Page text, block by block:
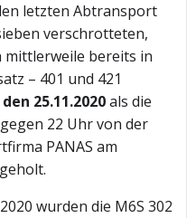
letzten Abtransport
verschrotteten,
mittlerweile bereits in
– 401 und 421
den 25.11.2020als die
22 Uhr von der
PANAS am
wurden die M6S 302